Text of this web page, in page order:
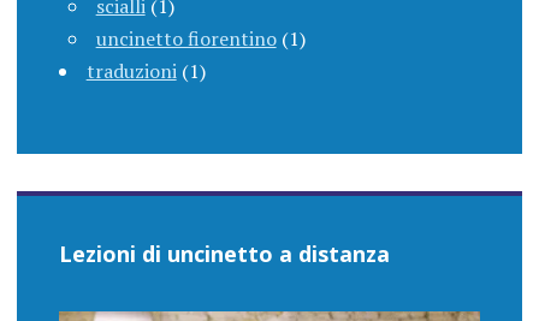
scialli (1)
uncinetto fiorentino (1)
traduzioni (1)
Lezioni di uncinetto a distanza